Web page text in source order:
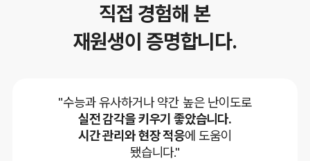
직접 경험해 본
재원생이 증명합니다.
"수능과 유사하거나 약간 높은 난이도로
실전 감각을 키우기 좋았습니다.
시간 관리와 현장 적응에 도움이
됐습니다."